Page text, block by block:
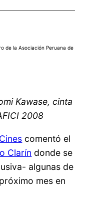
de la Asociación Peruana de
Kawase, cinta
2008
comentó el
Clarín donde se
algunas de
mes en